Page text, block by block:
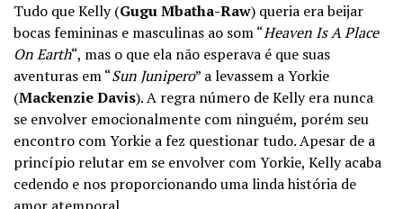
Tudo que Kelly (Gugu Mbatha-Raw) queria era beijar
bocas femininas e masculinas ao som “Heaven Is A Place
On Earth“, mas o que ela não esperava é que suas
aventuras em “Sun Junipero” a levassem a Yorkie
(Mackenzie Davis). A regra número de Kelly era nunca
se envolver emocionalmente com ninguém, porém seu
encontro com Yorkie a fez questionar tudo. Apesar de a
princípio relutar em se envolver com Yorkie, Kelly acaba
cedendo e nos proporcionando uma linda história de